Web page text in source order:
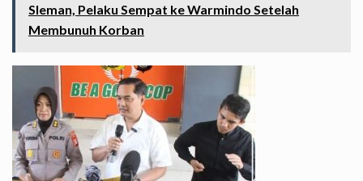
Sleman, Pelaku Sempat ke Warmindo Setelah
Membunuh Korban